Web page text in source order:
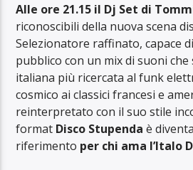
Alle ore 21.15 il Dj Set di
riconoscibili della nuova scena
Selezionatore raffinato, capace
pubblico con un mix di suoni che
italiana più ricercata al funk
cosmico ai classici francesi e
reinterpretato con il suo stile
format Disco Stupenda è
riferimento per chi ama l’Italo